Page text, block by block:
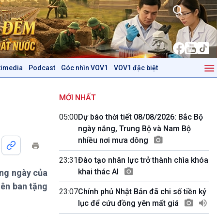
Podcast Góc nhìn VOV1 VOV1 đặc biệt
Dòng chảy Kinh tế
Khởi nghiệp
Tuyên chiến với gian lận
Mùa vàng
Biển đảo Việt Nam
Tâm tình biên giới và hải
Tìm hiểu biển, đảo Việt
Nam
Góc nhìn VOV1
Bình luận
ngày của
ban tặng
MỚI NHẤT
05:00Dự báo thời tiết 08/08/2026: Bắc Bộ
ngày nắng, Trung Bộ và Nam Bộ
nhiều nơi mưa dông
23:31Đào tạo nhân lực trở thành chìa khóa
khai thác AI
23:07Chính phủ Nhật Bản đã chi số tiền kỷ
lục để cứu đồng yên mất giá